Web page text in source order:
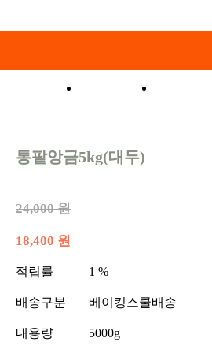
통팥앙금5kg(대두)
24,000 원
18,400 원
적립률 1 %
배송구분 베이킹스쿨배송
내용량 5000g